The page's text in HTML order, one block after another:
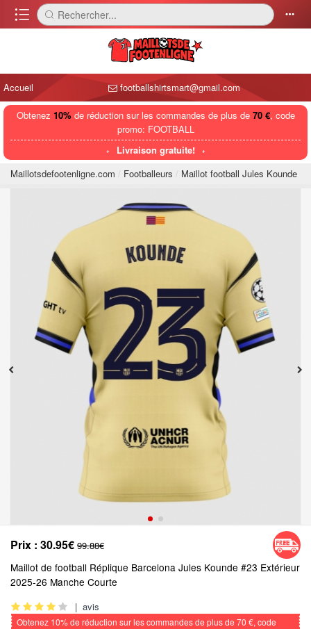
󰈍 󰅼 Rechercher... 󰄒
Accueil footballshirtsmart@gmail.com
Obtenez 10%de réduction sur les commandes de plus de 70 €, code
promo: FOOTBALL
Livraison gratuite!
Maillotsdefootenligne.com
Footballeurs Maillot football Jules Kounde
Prix : 30.95€ 99.88€
Maillot de football Réplique Barcelona Jules Kounde #23 Extérieur
2025-26 Manche Courte
| avis
Obtenez 10%de réduction sur les commandes de plus de 70 €, code